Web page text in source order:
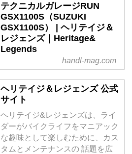
テクニカルガレージRUN
GSX1100S（SUZUKI
GSX1100S） | ヘリテイジ＆
レジェンズ｜Heritage&
Legends
handl-mag.com
ヘリテイジ＆レジェンズ 公式
サイト
ヘリテイジ&レジェンズは、ライ
ダーがバイクライフをマニアック
な趣味として楽しむために、カス
タムとメンテナンスの 話題を広